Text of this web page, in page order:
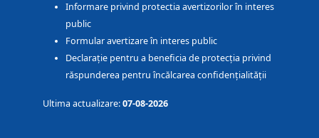
Informare privind protectia avertizorilor în interes
public
Formular avertizare în interes public
Declarație pentru a beneficia de protecția privind
răspunderea pentru încălcarea confidențialității
Ultima actualizare:07-08-2026